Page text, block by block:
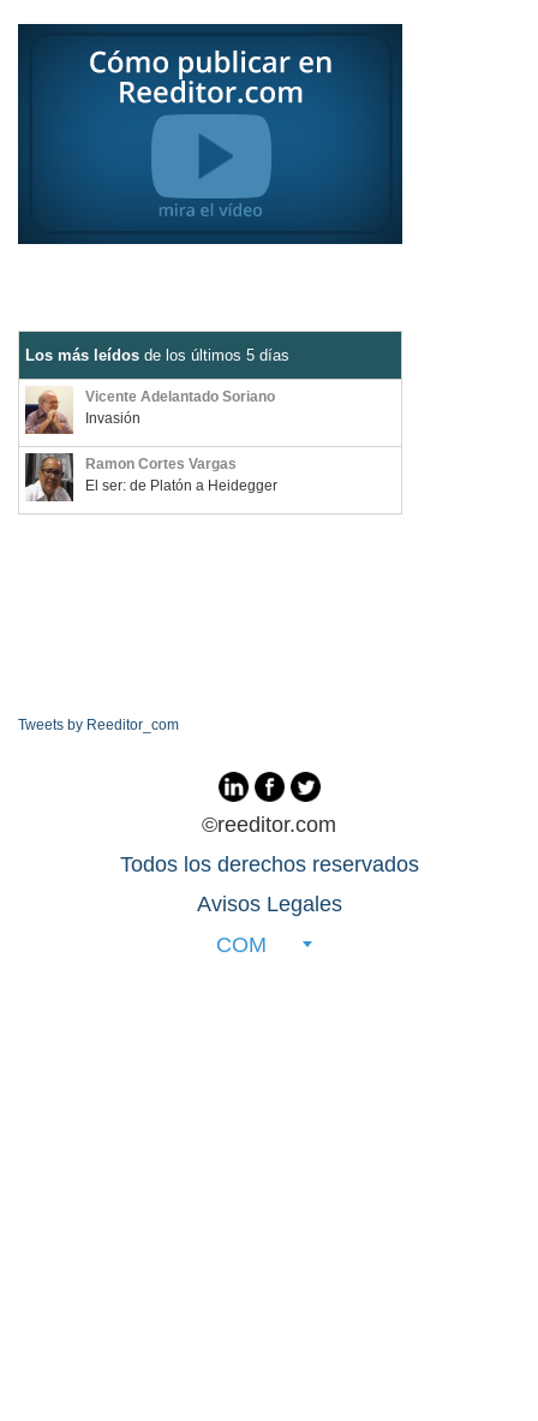
Los más leídos de los últimos 5 días
Vicente Adelantado Soriano
Invasión
Ramon Cortes Vargas
El ser: de Platón a Heidegger
Tweets by Reeditor_com
©reeditor.com
Todos los derechos reservados
Avisos Legales